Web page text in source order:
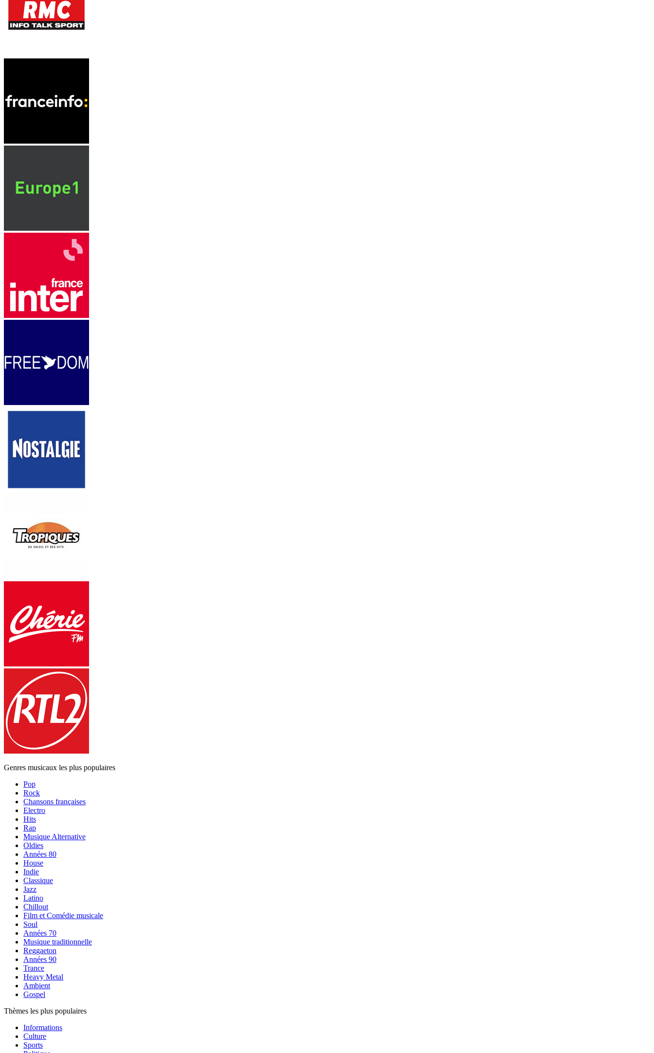
Genres musicaux les plus populaires
Pop
Rock
Chansons françaises
Electro
Hits
Rap
Musique Alternative
Oldies
Années 80
House
Indie
Classique
Jazz
Latino
Chillout
Film et Comédie musicale
Soul
Années 70
Musique traditionnelle
Reggaeton
Années 90
Trance
Heavy Metal
Ambient
Gospel
Thèmes les plus populaires
Informations
Culture
Sports